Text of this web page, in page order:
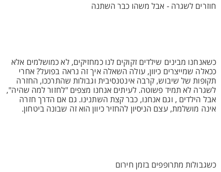
חוזרים לשגרה - אבל משהו כבר השתנה
כשאנחנו מבינים שילדים זקוקים לנו כמחזיקים, לא כמושלמים אלא
ככאלה שמייצרים כיוון, עולה השאלה איך זה נראה בפועל? אחרי
תקופות של שיבוש, קרבה אינטנסיבית וגבולות שהתרככו, החזרה
לשגרה לא תמיד פשוטה. לעיתים אנחנו מצפים "לחזור למה שהיה",
אבל הילדים , וגם אנחנו, כבר קצת השתנינו. גם אם הדרך חזרה
אינה מושלמת, עצם הניסיון להחזיר כיוון הוא זה שבונה ביטחון.
כשגבולות מתרופפים בזמן חירום